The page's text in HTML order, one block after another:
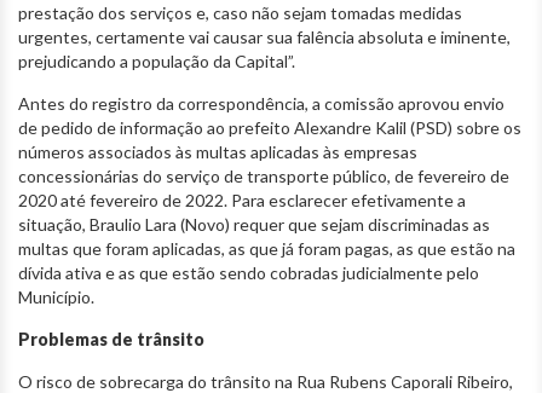
prestação dos serviços e, caso não sejam tomadas medidas
urgentes, certamente vai causar sua falência absoluta e iminente,
prejudicando a população da Capital”.
Antes do registro da correspondência, a comissão aprovou envio
de pedido de informação ao prefeito Alexandre Kalil (PSD) sobre os
números associados às multas aplicadas às empresas
concessionárias do serviço de transporte público, de fevereiro de
2020 até fevereiro de 2022. Para esclarecer efetivamente a
situação, Braulio Lara (Novo) requer que sejam discriminadas as
multas que foram aplicadas, as que já foram pagas, as que estão na
dívida ativa e as que estão sendo cobradas judicialmente pelo
Município.
Problemas de trânsito
O risco de sobrecarga do trânsito na Rua Rubens Caporali Ribeiro,